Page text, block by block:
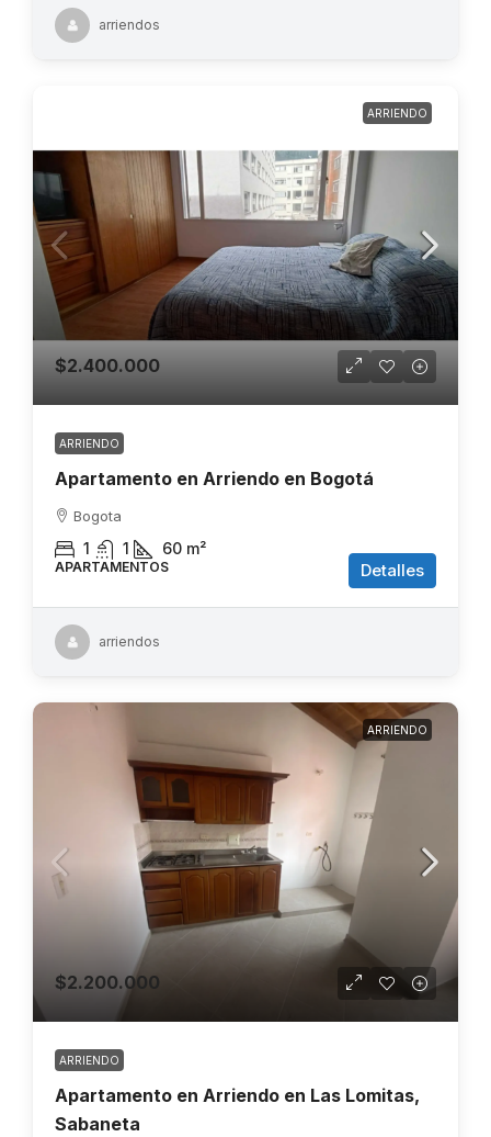
arriendos
ARRIENDO
$2.400.000
ARRIENDO
Apartamento en Arriendo en Bogotá
Bogota
1 1 60 m²
APARTAMENTOS Detalles
arriendos
ARRIENDO
$2.200.000
ARRIENDO
Apartamento en Arriendo en Las Lomitas,
Sabaneta